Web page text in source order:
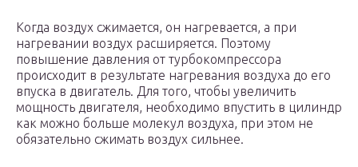
Когда воздух сжимается, он нагревается, а при
нагревании воздух расширяется. Поэтому
повышение давления от турбокомпрессора
происходит в результате нагревания воздуха до его
впуска в двигатель. Для того, чтобы увеличить
мощность двигателя, необходимо впустить в цилиндр
как можно больше молекул воздуха, при этом не
обязательно сжимать воздух сильнее.